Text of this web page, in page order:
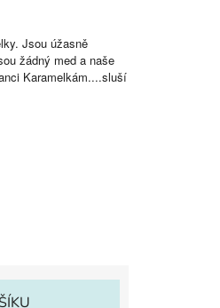
Jsou úžasně
žádný med a naše
Karamelkám....sluší